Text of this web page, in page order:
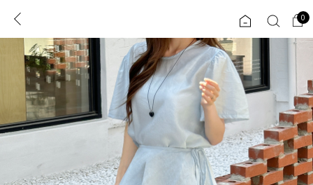
로그인 0
ENG
TW
JP
콘텐츠 리뷰 & 혜택 회원혜택 입
COMMUNITY
0